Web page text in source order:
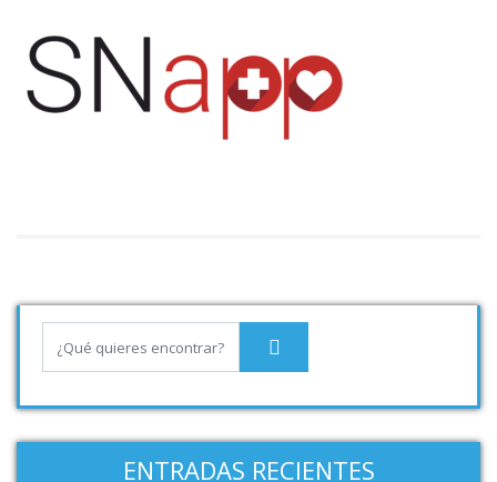
ENTRADAS RECIENTES